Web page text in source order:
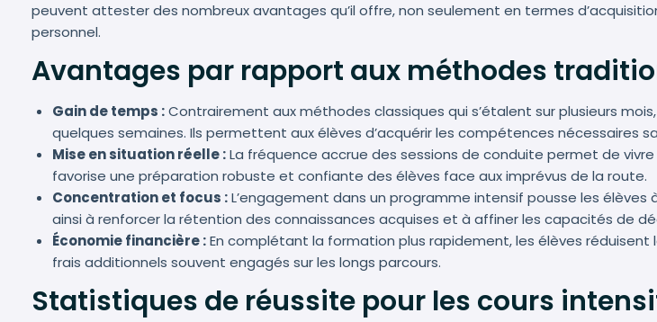
peuvent attester des nombreux avantages qu’il offre, non seulement en termes
personnel.
Avantages par rapport aux méthodes
Gain de temps :Contrairement aux méthodes classiques qui s’étalent sur plusieurs
quelques semaines. Ils permettent aux élèves d’acquérir les compétences nécessaires
Mise en situation réelle :La fréquence accrue des sessions de conduite permet de
favorise une préparation robuste et confiante des élèves face aux imprévus de la route.
Concentration et focus :L’engagement dans un programme intensif pousse les
ainsi à renforcer la rétention des connaissances acquises et à affiner les capacités de
Économie financière :En complétant la formation plus rapidement, les élèves
frais additionnels souvent engagés sur les longs parcours.
Statistiques de réussite pour les cours